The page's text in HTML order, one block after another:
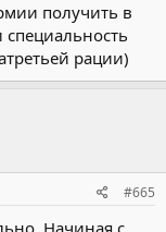
получить в
специальность
рации)
#665
Начиная с